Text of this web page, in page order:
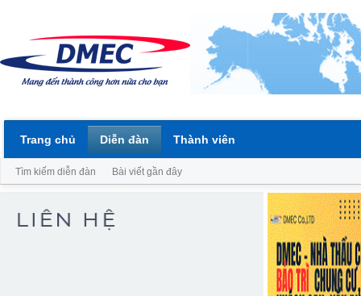
Trang chủ Diễn đàn
Tìm kiếm diễn đàn Bài viết gần đây
Thành viên